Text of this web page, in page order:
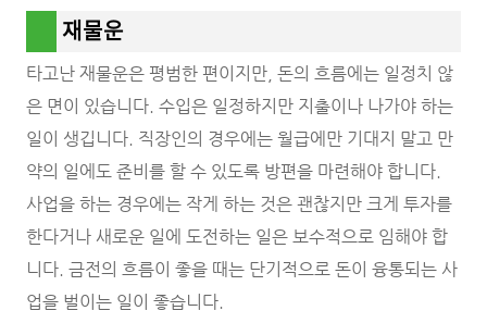
재물운
타고난 재물운은 평범한 편이지만, 돈의 흐름에는 일정치 않
은 면이 있습니다. 수입은 일정하지만 지출이나 나가야 하는
일이 생깁니다. 직장인의 경우에는 월급에만 기대지 말고 만
약의 일에도 준비를 할 수 있도록 방편을 마련해야 합니다.
사업을 하는 경우에는 작게 하는 것은 괜찮지만 크게 투자를
한다거나 새로운 일에 도전하는 일은 보수적으로 임해야 합
니다. 금전의 흐름이 좋을 때는 단기적으로 돈이 융통되는 사
업을 벌이는 일이 좋습니다.